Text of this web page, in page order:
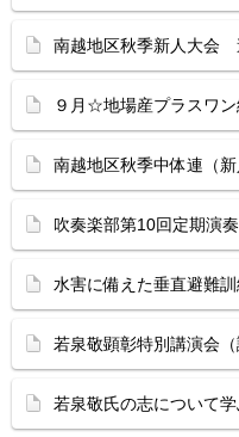
南越地区秋季新人大
９月☆地場産プラスワン
南越地区秋季中体連（
吹奏楽部第10回定期演
水害に備えた垂直避難訓
若泉敬顕彰特別講演会（
若泉敬氏の志について学